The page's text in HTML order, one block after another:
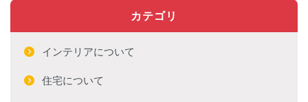
カテゴリ
インテリアについて
住宅について